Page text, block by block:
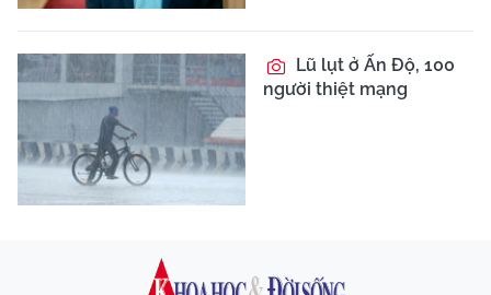
Lũ lụt ở Ấn Độ, 100
người thiệt mạng